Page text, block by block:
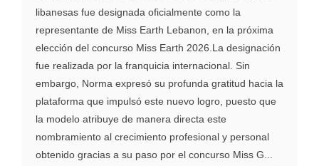
libanesas fue designada oficialmente como la
representante de Miss Earth Lebanon, en la próxima
elección del concurso Miss Earth 2026.La designación
fue realizada por la franquicia internacional. Sin
embargo, Norma expresó su profunda gratitud hacia la
plataforma que impulsó este nuevo logro, puesto que
la modelo atribuye de manera directa este
nombramiento al crecimiento profesional y personal
obtenido gracias a su paso por el concurso Miss G...